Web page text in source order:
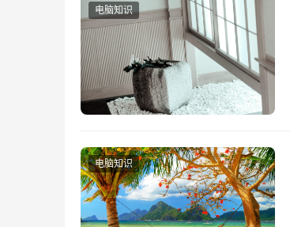
电脑知识
电脑知识